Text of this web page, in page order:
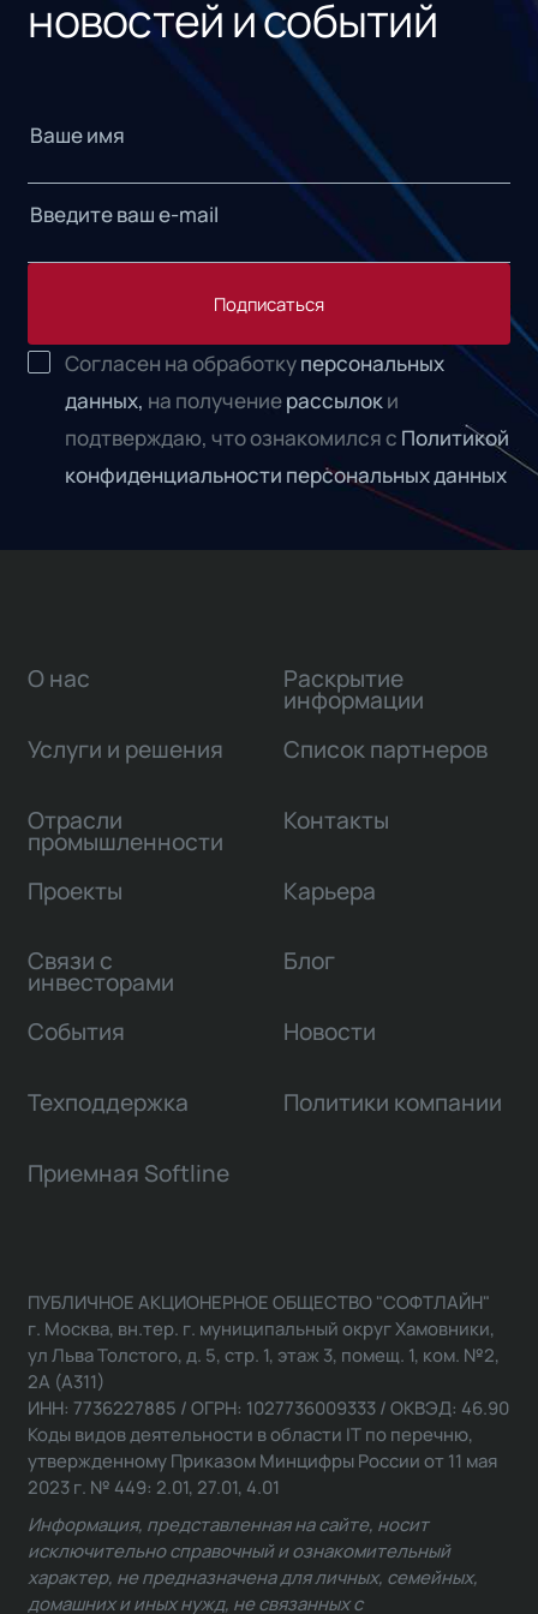
новостей и событий
Подписаться
Согласен на обработкуперсональных
данных, на получениерассылоки
подтверждаю, что ознакомился с Политикой
конфиденциальности персональных данных
О нас
Услуги и решения
Отрасли
промышленности
Проекты
Связи с
инвесторами
Раскрытие
информации
Список партнеров
Контакты
Карьера
Блог
События Новости
Техподдержка Политики компании
Приемная Softline
ПУБЛИЧНОЕ АКЦИОНЕРНОЕ ОБЩЕСТВО "СОФТЛАЙН"
г. Москва, вн.тер. г. муниципальный округ Хамовники,
ул Льва Толстого, д. 5, стр. 1, этаж 3, помещ. 1, ком. №2,
2А (А311)
ИНН: 7736227885 / ОГРН: 1027736009333 / ОКВЭД: 46.90
Коды видов деятельности в области IT по перечню,
утвержденному Приказом Минцифры России от 11 мая
2023 г. № 449: 2.01, 27.01, 4.01
Информация, представленная на сайте, носит
исключительно справочный и ознакомительный
характер, не предназначена для личных, семейных,
домашних и иных нужд, не связанных с